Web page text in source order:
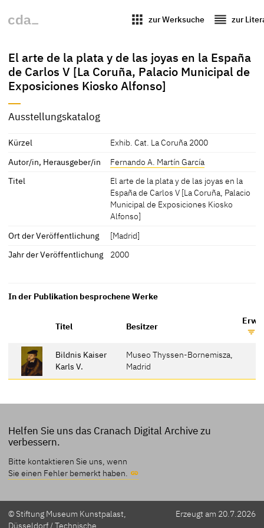
apps zur Werksuche reorder zur
El arte de la plata y de las joyas en la España
de Carlos V [La Coruña, Palacio Municipal de
Exposiciones Kiosko Alfonso]
Ausstellungskatalog
Kürzel
Exhib. Cat. La Coruña 2000
Autor/in, Herausgeber/in
Fernando A. Martín García
Titel
El arte de la plata y de las joyas en la
España de Carlos V [La Coruña, Palacio
Municipal de Exposiciones Kiosko
Alfonso]
Ort der Veröffentlichung
[Madrid]
Jahr der Veröffentlichung
2000
In der Publikation besprochene Werke
Titel Besitzer
Bildnis Kaiser
Karls V.
Museo Thyssen-Bornemisza,
Madrid
Helfen Sie uns das Cranach Digital Archive zu
verbessern.
Bitte kontaktieren Sie uns, wenn
Sie einen Fehler bemerkt haben.
© Stiftung Museum Kunstpalast,
Düsseldorf / Technische
Erzeugt am 20.7.2026